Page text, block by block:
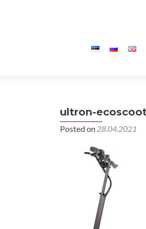
ultron-
Posted on 28.04.2021